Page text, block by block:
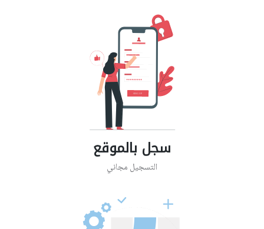
سجل بالموقع
التسجيل مجاني